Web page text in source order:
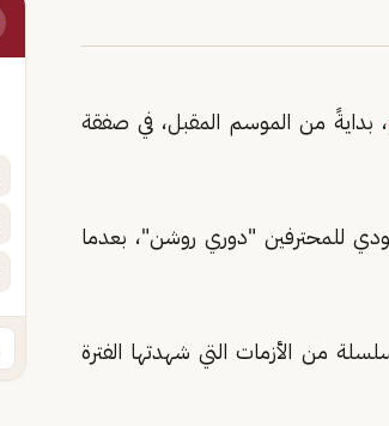
، بدايةً من الموسم المقبل، في صفقة
للمحترفين "دوري روشن"، بعدما
من الأزمات التي شهدتها الفترة